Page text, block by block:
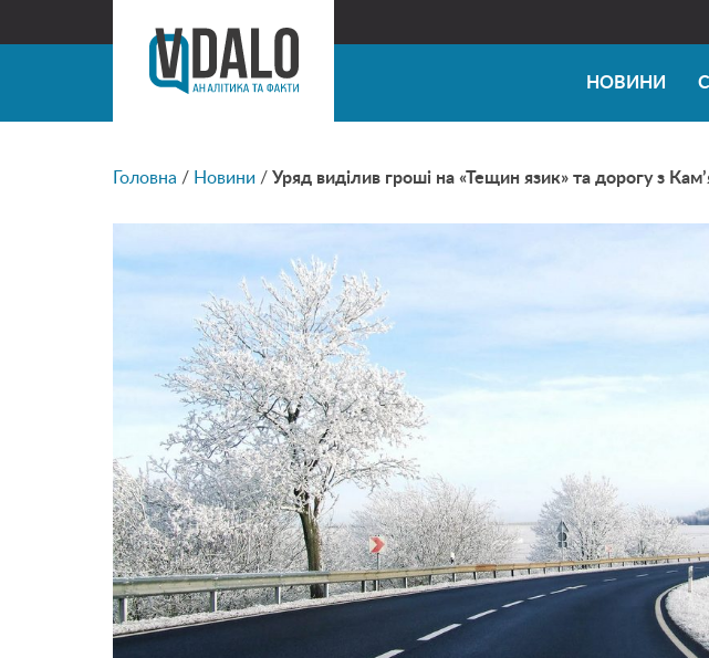
НОВИНИ
Головна / Новини / Уряд виділив гроші на «Тещин язик» та дорогу з